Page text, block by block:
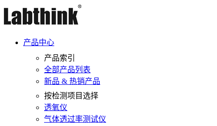
产品中心
产品索引
全部产品列表
新品 & 热销产品
按检测项目选择
透氧仪
气体透过率测试仪